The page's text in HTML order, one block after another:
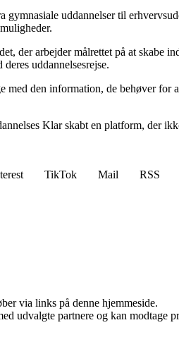
uddannelser til
der arbejder målrettet på at
uddannelsesrejse.
den information, de behøver
Klar skabt en platform, der
TikTok Mail RSS
via links på denne hjemmeside.
udvalgte partnere og kan